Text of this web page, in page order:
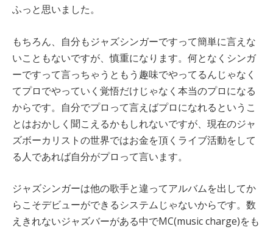
ふっと思いました。
もちろん、自分もジャズシンガーですって簡単に言えな
いこともないですが、慎重になります。何となくシンガ
ーですって言っちゃうともう趣味でやってるんじゃなく
てプロでやっていく覚悟だけじゃなく本当のプロになる
からです。自分でプロって言えばプロになれるというこ
とはおかしく聞こえるかもしれないですが、現在のジャ
ズボーカリストの世界ではお金を頂くライブ活動をして
る人であれば自分がプロって言います。
ジャズシンガーは他の歌手と違ってアルバムを出してか
らこそデビューができるシステムじゃないからです。数
えきれないジャズバーがある中でMC(music charge)をも